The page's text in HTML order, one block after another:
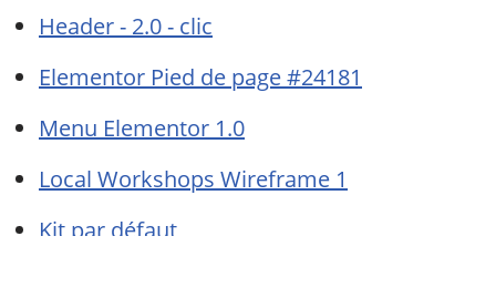
Header - 2.0 - clic
Elementor Pied de page #24181
Menu Elementor 1.0
Local Workshops Wireframe 1
Kit par défaut